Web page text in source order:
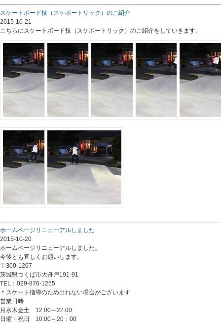
スケートボード技（スケボートリック）のご紹介
2015-10-21
こちらにスケートボード技（スケボートリック）のご紹介をしていきます。
ホームページリニューアルしました
2015-10-20
ホームページリニューアルしました。
今後とも宜しくお願いします。
〒300-1267
茨城県つくば市大舟戸191-91
TEL：029-876-1255
＊スケート指導のため出れない場合がございます
営業日時
月水木金土 12:00～22:00
日曜・祝日 10:00～20：00